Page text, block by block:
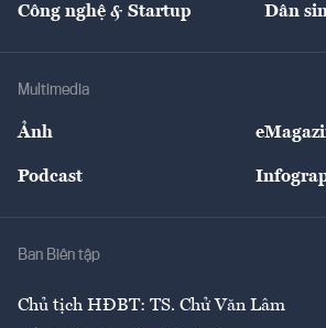
Tư vấn Nông
Giải
Công nghệ & Startup Dân
Multimedia
Ảnh
Podcast
Ban Biên tập
Chủ tịch HĐBT: TS. Chử Văn Lâm